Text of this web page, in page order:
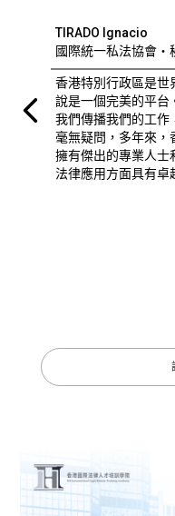
TIRADO Ignacio
國際統一私法協會・
香港特別行政區是世
說是一個完美的平台
我們傳播我們的工作
毫無疑問，多年來，
擁有傑出的專業人士
法律應用方面具有卓